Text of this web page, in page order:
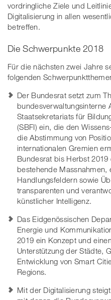
vordringliche Ziele und
Digitalisierung in allen
betreffen.
Die Schwerpunkte 2018
Für die nächsten zwei Jahre
folgenden
Der Bundesrat setzt zum
bundesverwaltungsinterne
Staatsekretariats für
(SBFI) ein, die den
die Abstimmung von
internationalen Gremien
Bundesrat bis Herbst
bestehende Massnahmen,
Handlungsfeldern sowie
transparenten und
künstlicher Intelligenz.
Das Eidgenössischen
Energie und
2019 ein Konzept und
Unterstützung der Städte,
Entwicklung von Smart
Regions.
Mit der Digitalisierung